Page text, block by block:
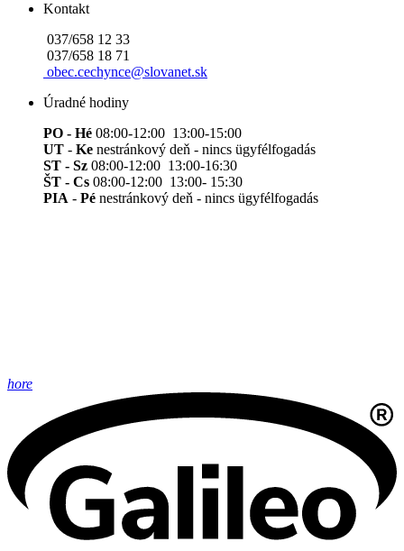
Kontakt
037/658 12 33
037/658 18 71
obec.cechynce@slovanet.sk
Úradné hodiny
PO - Hé 08:00-12:00 13:00-15:00
UT - Ke nestránkový deň - nincs ügyfélfogadás
ST - Sz 08:00-12:00 13:00-16:30
ŠT - Cs 08:00-12:00 13:00- 15:30
PIA - Pé nestránkový deň - nincs ügyfélfogadás
hore